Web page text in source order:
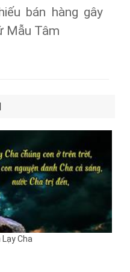
bán hàng gây
Mẫu Tâm
Cha